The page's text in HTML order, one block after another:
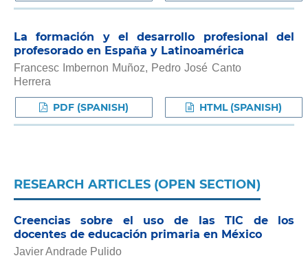
La formación y el desarrollo profesional del
profesorado en España y Latinoamérica
Francesc Imbernon Muñoz, Pedro José Canto
Herrera
PDF (SPANISH) HTML (SPANISH)
RESEARCH ARTICLES (OPEN SECTION)
Creencias sobre el uso de las TIC de los
docentes de educación primaria en México
Javier Andrade Pulido